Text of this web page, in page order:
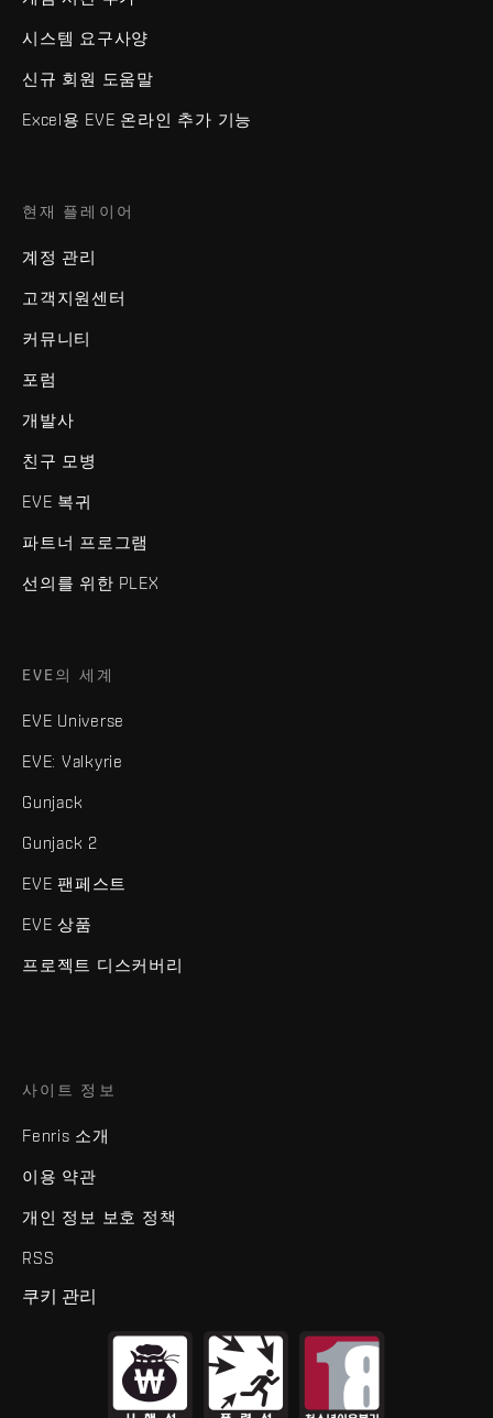
시스템 요구사양
신규 회원 도움말
Excel용 EVE 온라인 추가 기능
현재 플레이어
계정 관리
고객지원센터
커뮤니티
포럼
개발사
친구 모병
EVE 복귀
파트너 프로그램
선의를 위한 PLEX
EVE의 세계
EVE Universe
EVE: Valkyrie
Gunjack
Gunjack 2
EVE 팬페스트
EVE 상품
프로젝트 디스커버리
사이트 정보
Fenris 소개
이용 약관
개인 정보 보호 정책
RSS
쿠키 관리